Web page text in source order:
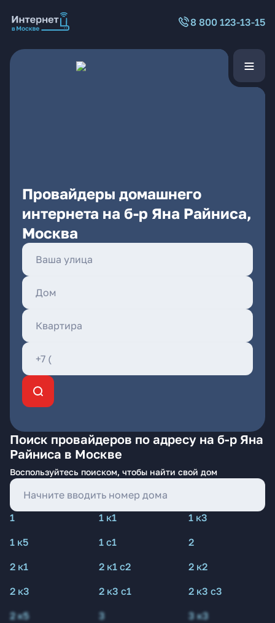
8 800 123-13-15
Провайдеры домашнего
интернета на б-р Яна Райниса,
Москва
Поиск провайдеров по адресу на б-р Яна
Райниса в Москве
Воспользуйтесь поиском, чтобы найти свой дом
1 1 к1
1 к3
1 к5
1 с1
2
2 к1
2 к1 с2
2 к2
2 к3
2 к3 с1
2 к3 с3
2 к5
3 3 к3